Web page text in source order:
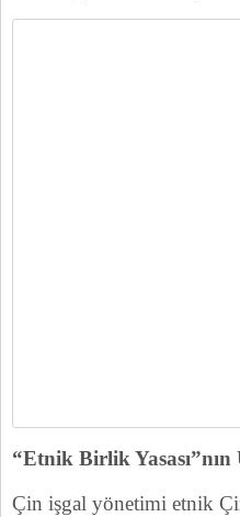
“Etnik Birlik
Çin işgal yönetimi etnik